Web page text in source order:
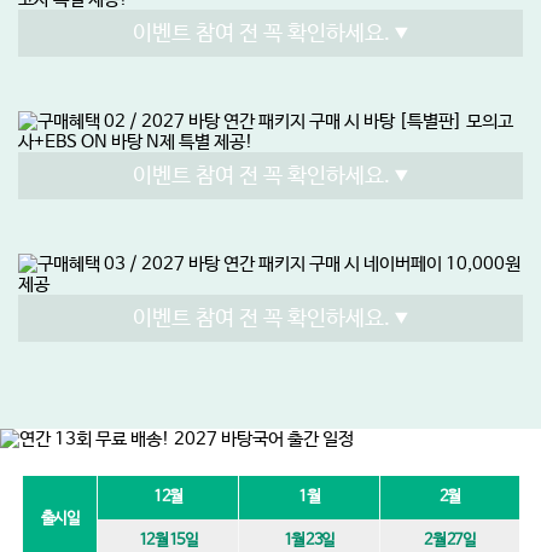
이벤트 참여 전 꼭 확인하세요.
이벤트 참여 전 꼭 확인하세요.
이벤트 참여 전 꼭 확인하세요.
출시일
12월 1월 2월
12월 15일 1월 23일 2월 27일